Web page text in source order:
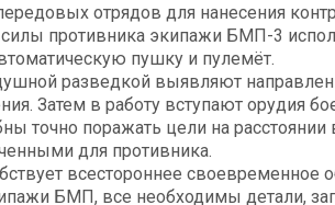
отрядов для нанесения
противника экипажи БМП-3
пушку и пулемёт.
разведкой выявляют
Затем в работу вступают орудия
точно поражать цели на
для противника.
всестороннее своевременное
БМП, все необходимы детали,